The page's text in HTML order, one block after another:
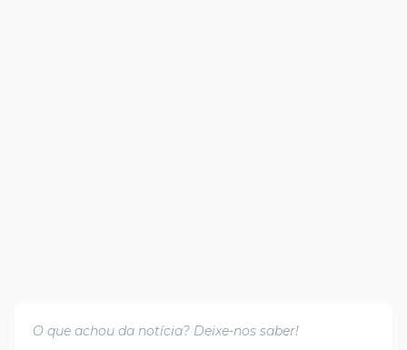
O que achou da notícia? Deixe-nos saber!